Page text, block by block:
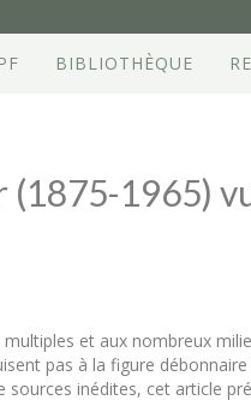
BIBLIOTHÈQUE
1965)
et aux nombreux
pas à la figure
sources inédites, cet article